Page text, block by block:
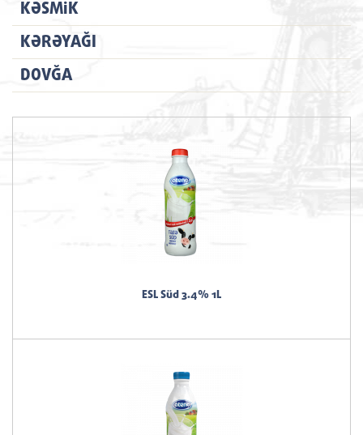
KƏSMIK
KƏRƏYAĞI
DOVĞA
ESL Süd 3.4% 1L